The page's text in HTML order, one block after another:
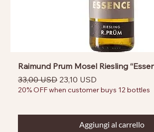
Raimund Prum Mosel Riesling
Prezzo regolare
33,00 USD Prezzo scontato
23,10 USD
20% OFF when customer buys 12 bottles
Aggiungi al carrello